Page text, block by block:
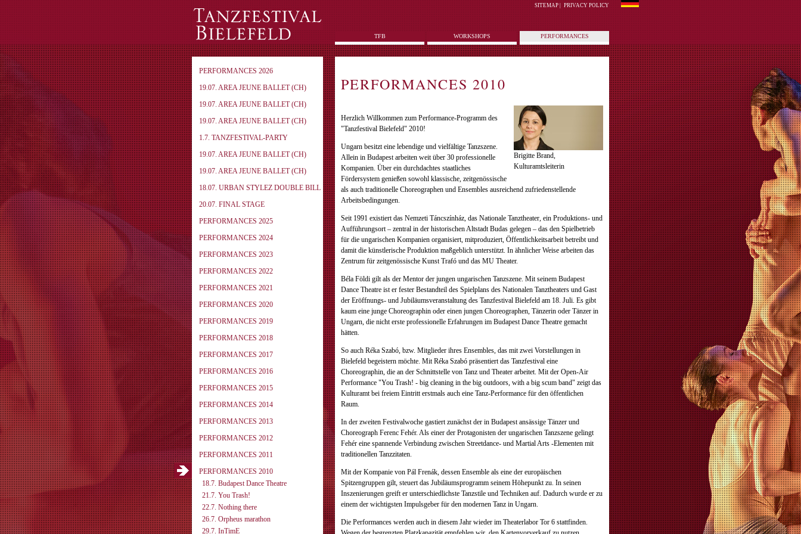
SITEMAP PRIVACY POLICY
TFB WORKSHOPS PERFORMANCES
PERFORMANCES 2026
19.07. AREA JEUNE BALLET (CH)
19.07. AREA JEUNE BALLET (CH)
19.07. AREA JEUNE BALLET (CH)
1.7. TANZFESTIVAL-PARTY
19.07. AREA JEUNE BALLET (CH)
19.07. AREA JEUNE BALLET (CH)
18.07. URBAN STYLEZ DOUBLE BILL
20.07. FINAL STAGE
PERFORMANCES 2025
PERFORMANCES 2024
PERFORMANCES 2023
PERFORMANCES 2022
PERFORMANCES 2021
PERFORMANCES 2020
PERFORMANCES 2019
PERFORMANCES 2018
PERFORMANCES 2017
PERFORMANCES 2016
PERFORMANCES 2015
PERFORMANCES 2014
PERFORMANCES 2013
PERFORMANCES 2012
PERFORMANCES 2011
PERFORMANCES 2010
18.7. Budapest Dance Theatre
21.7. You Trash!
22.7. Nothing there
26.7. Orpheus marathon
29.7. InTimE
PERFORMANCES 2010
Brigitte Brand,
Kulturamtsleiterin
Herzlich Willkommen zum Performance-Programm des
"Tanzfestival Bielefeld" 2010!
Ungarn besitzt eine lebendige und vielfältige Tanzszene.
Allein in Budapest arbeiten weit über 30 professionelle
Kompanien. Über ein durchdachtes staatliches
Fördersystem genießen sowohl klassische, zeitgenössische
als auch traditionelle Choreographen und Ensembles ausreichend zufriedenstellende
Arbeitsbedingungen.
Seit 1991 existiert das Nemzeti Táncszínház, das Nationale Tanztheater, ein Produktions- und
Aufführungsort – zentral in der historischen Altstadt Budas gelegen – das den Spielbetrieb
für die ungarischen Kompanien organisiert, mitproduziert, Öffentlichkeitsarbeit betreibt und
damit die künstlerische Produktion maßgeblich unterstützt. In ähnlicher Weise arbeiten das
Zentrum für zeitgenössische Kunst Trafó und das MU Theater.
Béla Földi gilt als der Mentor der jungen ungarischen Tanzszene. Mit seinem Budapest
Dance Theatre ist er fester Bestandteil des Spielplans des Nationalen Tanztheaters und Gast
der Eröffnungs- und Jubiläumsveranstaltung des Tanzfestival Bielefeld am 18. Juli. Es gibt
kaum eine junge Choreographin oder einen jungen Choreographen, Tänzerin oder Tänzer in
Ungarn, die nicht erste professionelle Erfahrungen im Budapest Dance Theatre gemacht
hätten.
So auch Réka Szabó, bzw. Mitglieder ihres Ensembles, das mit zwei Vorstellungen in
Bielefeld begeistern möchte. Mit Réka Szabó präsentiert das Tanzfestival eine
Choreographin, die an der Schnittstelle von Tanz und Theater arbeitet. Mit der Open-Air
Performance "You Trash! - big cleaning in the big outdoors, with a big scum band" zeigt das
Kulturamt bei freiem Eintritt erstmals auch eine Tanz-Performance für den öffentlichen
Raum.
In der zweiten Festivalwoche gastiert zunächst der in Budapest ansässige Tänzer und
Choreograph Ferenc Fehér. Als einer der Protagonisten der ungarischen Tanzszene gelingt
Fehér eine spannende Verbindung zwischen Streetdance- und Martial Arts -Elementen mit
traditionellen Tanzzitaten.
Mit der Kompanie von Pál Frenák, dessen Ensemble als eine der europäischen
Spitzengruppen gilt, steuert das Jubiläumsprogramm seinem Höhepunkt zu. In seinen
Inszenierungen greift er unterschiedlichste Tanzstile und Techniken auf. Dadurch wurde er zu
einem der wichtigsten Impulsgeber für den modernen Tanz in Ungarn.
Die Performances werden auch in diesem Jahr wieder im Theaterlabor Tor 6 stattfinden.